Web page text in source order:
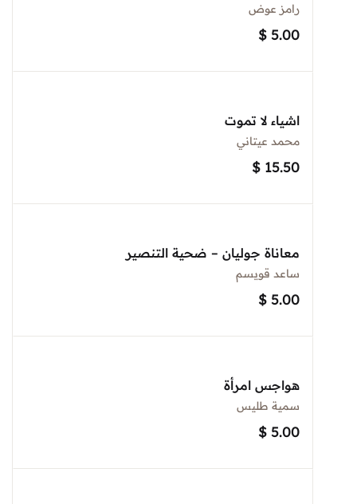
رامز عوض
$ 5.00
اشياء لا تموت
محمد عيتاني
$ 15.50
معاناة جوليان – ضحية التنصير
ساعد قويسم
$ 5.00
هواجس امرأة
سمية طليس
$ 5.00